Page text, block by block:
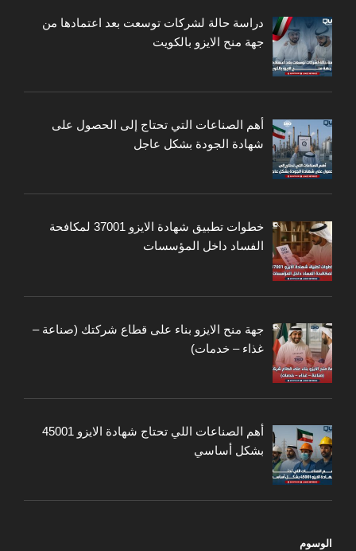
دراسة حالة لشركات توسعت بعد اعتمادها من
جهة منح الايزو بالكويت
أهم الصناعات التي تحتاج إلى الحصول على
شهادة الجودة بشكل عاجل
خطوات تطبيق شهادة الايزو 37001 لمكافحة
الفساد داخل المؤسسات
جهة منح الايزو بناء على قطاع شركتك (صناعة –
غذاء – خدمات)
أهم الصناعات اللي تحتاج شهادة الايزو 45001
بشكل أساسي
الوسوم